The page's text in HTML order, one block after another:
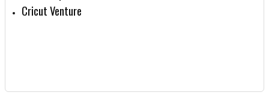
Cricut Venture